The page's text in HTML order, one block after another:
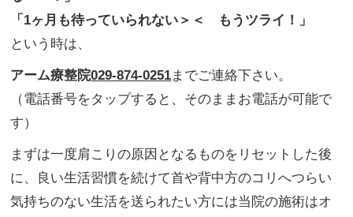
「1ヶ月も待っていられない＞＜ もうツライ！」
という時は、
アーム療整院029-874-0251までご連絡下さい。
（電話番号をタップすると、そのままお電話が可能で
す）
まずは一度肩こりの原因となるものをリセットした後
に、良い生活習慣を続けて首や背中方のコリへつらい
気持ちのない生活を送られたい方には当院の施術はオ